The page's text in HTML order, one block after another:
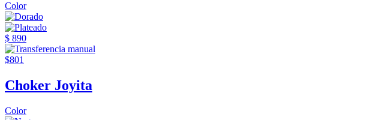
Color
$ 890
$801
Choker Joyita
Color